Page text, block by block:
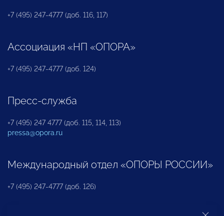
+7 (495) 247-4777 (доб. 116, 117)
Ассоциация «НП «ОПОРА»
+7 (495) 247-4777 (доб. 124)
Пресс-служба
+7 (495) 247 4777 (доб. 115, 114, 113)
pressa@opora.ru
Международный отдел «ОПОРЫ РОССИИ»
+7 (495) 247-4777 (доб. 126)